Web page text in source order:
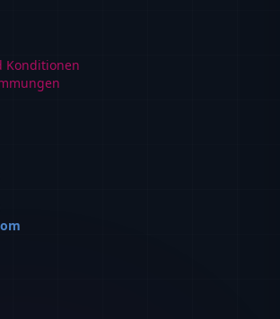
Konditionen